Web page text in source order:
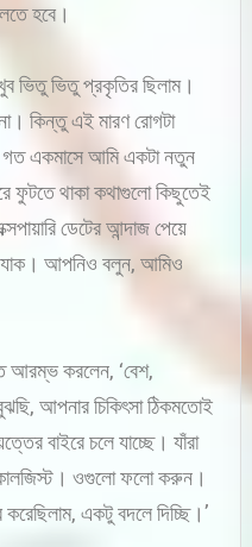
হবে।
ভিতু ভিতু প্রকৃতির ছিলাম।
কিন্তু এই মারণ রোগটা
গত একমাসে আমি একটা নতুন
ফুটতে থাকা কথাগুলো কিছুতেই
ডেটের আন্দাজ পেয়ে
যাক। আপনিও বলুন, আমিও
আরম্ভ করলেন, ‘বেশ,
আপনার চিকিৎসা ঠিকমতোই
বাইরে চলে যাচ্ছে। যাঁরা
ওগুলো ফলো করুন।
একটু বদলে দিচ্ছি।’